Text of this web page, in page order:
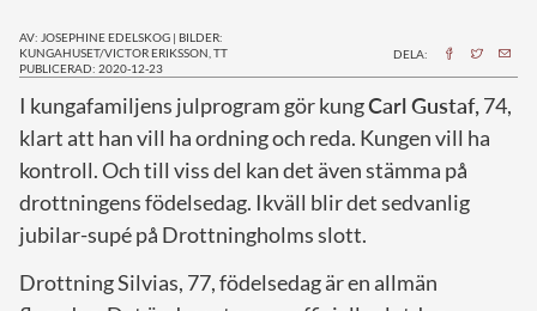
AV: JOSEPHINE EDELSKOG | BILDER:
KUNGAHUSET/VICTOR ERIKSSON, TT
PUBLICERAD: 2020-12-23
DELA:
I kungafamiljens julprogram gör kungCarl Gustaf, 74,
klart att han vill ha ordning och reda. Kungen vill ha
kontroll. Och till viss del kan det även stämma på
drottningens födelsedag. Ikväll blir det sedvanlig
jubilar-supé på Drottningholms slott.
Drottning Silvias, 77, födelsedag är en allmän